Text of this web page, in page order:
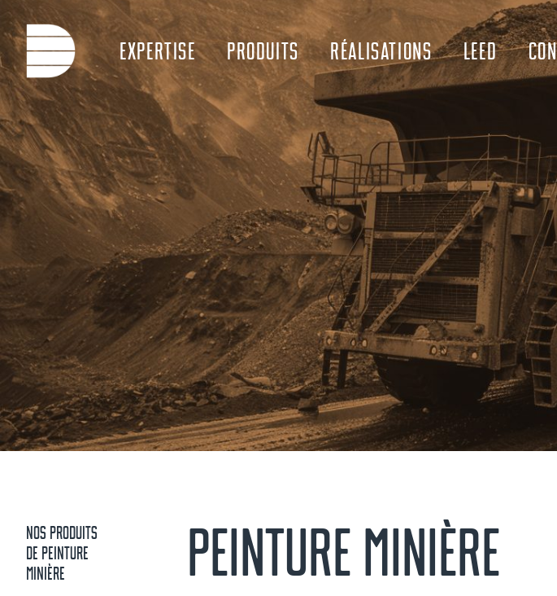
EXPERTISE PRODUITS RÉALISATIONS LEED
ARCHITECTURAUX INDUSTRIELS
NOS PRODUITS
DE PEINTURE
MINIÈRE
PEINTURE MINIÈRE